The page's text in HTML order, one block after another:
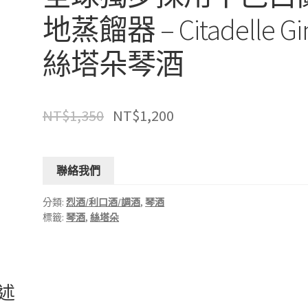
地蒸餾器 – Citadelle
絲塔朵琴酒
NT$1,350 NT$1,200
聯絡我們
分類:烈酒/利口酒/調酒,琴酒
標籤:琴酒,絲塔朵